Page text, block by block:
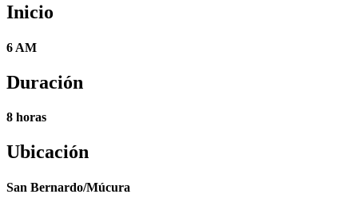
Inicio
6 AM
Duración
8 horas
Ubicación
San Bernardo/Múcura